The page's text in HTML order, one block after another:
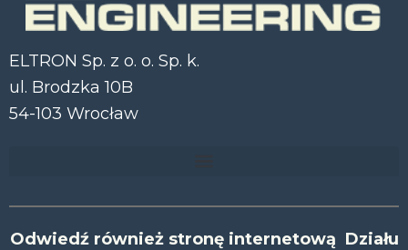
ELTRON Sp. z o. o. Sp. k.
ul. Brodzka 10B
54-103 Wrocław
Odwiedź również stronę internetową Działu